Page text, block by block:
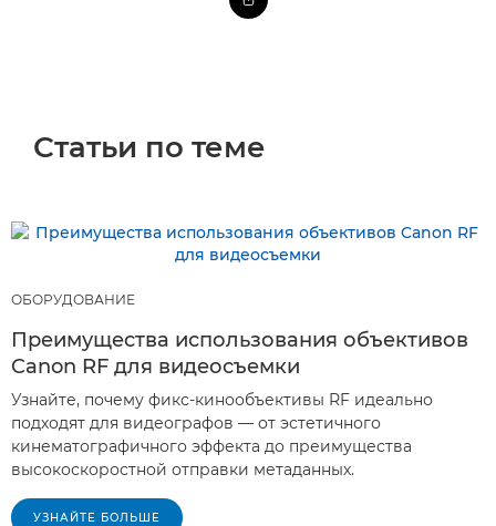
Статьи по теме
ОБОРУДОВАНИЕ
Преимущества использования объективов
Canon RF для видеосъемки
Узнайте, почему фикс-кинообъективы RF идеально
подходят для видеографов — от эстетичного
кинематографичного эффекта до преимущества
высокоскоростной отправки метаданных.
УЗНАЙТЕ БОЛЬШЕ